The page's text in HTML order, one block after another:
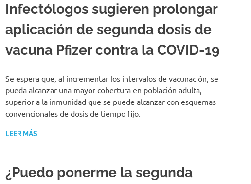
Infectólogos sugieren prolongar
aplicación de segunda dosis de
vacuna Pfizer contra la COVID-19
Se espera que, al incrementar los intervalos de vacunación, se
pueda alcanzar una mayor cobertura en población adulta,
superior a la inmunidad que se puede alcanzar con esquemas
convencionales de dosis de tiempo fijo.
LEER MÁS
¿Puedo ponerme la segunda